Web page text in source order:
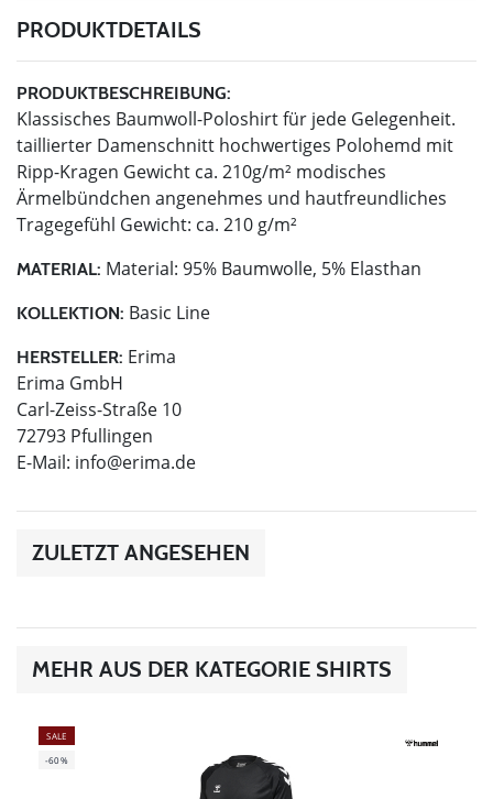
PRODUKTDETAILS
PRODUKTBESCHREIBUNG:
Klassisches Baumwoll-Poloshirt für jede Gelegenheit.
taillierter Damenschnitt hochwertiges Polohemd mit
Ripp-Kragen Gewicht ca. 210g/m² modisches
Ärmelbündchen angenehmes und hautfreundliches
Tragegefühl Gewicht: ca. 210 g/m²
MATERIAL: Material: 95% Baumwolle, 5% Elasthan
KOLLEKTION: Basic Line
HERSTELLER: Erima
Erima GmbH
Carl-Zeiss-Straße 10
72793 Pfullingen
E-Mail: info@erima.de
ZULETZT ANGESEHEN
MEHR AUS DER KATEGORIE SHIRTS
SALE
-60%